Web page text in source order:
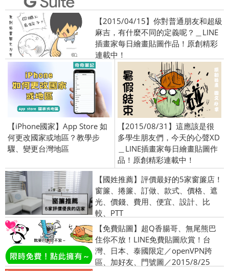
【2015/04/15】你對普通朋友和超級
麻吉，有什麼不同的定義呢？＿LINE
插畫家每日繪畫貼圖作品！原創精彩
連載中！
【iPhone國家】App Store 如
何更改國家或地區？教學步
驟、變更台灣地區
【2015/08/31】這應該是很
多學生朋友們，今天的心聲XD
＿LINE插畫家每日繪畫貼圖作
品！原創精彩連載中！
【國姓推薦】評價最好的5家窗簾店！
窗簾、捲簾、訂做、款式、價格、遮
光、價錢、費用、便宜、設計、比
較、PTT
【免費貼圖】超Q香腸哥、無尾熊巴
住你不放！LINE免費貼圖欣賞！台
灣、日本、泰國限定／openVPN跨
區、加好友、門號圖／2015/8/25